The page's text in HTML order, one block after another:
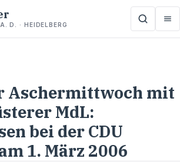
D. · HEIDELBERG
Aschermittwoch mit
MdL:
bei der CDU
1. März 2006